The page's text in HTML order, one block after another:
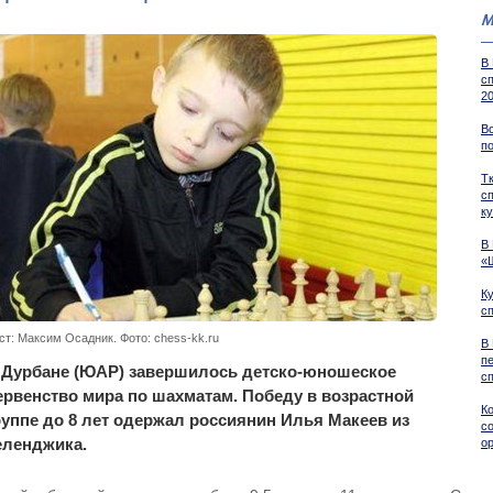
В
В
В
Максим Осадник. Фото: chess-kk.ru
(ЮАР) завершилось детско-юношеское
мира по шахматам. Победу в возрастной
до 8 лет одержал россиянин Илья Макеев из